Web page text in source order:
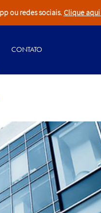
ou redes sociais. Clique
CONTATO